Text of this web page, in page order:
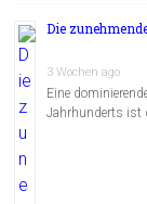
Die
3 Wochen ago
Eine
Jahrhunderts ist